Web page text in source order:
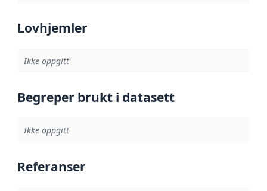
Lovhjemler
Ikke oppgitt
Begreper brukt i datasett
Ikke oppgitt
Referanser